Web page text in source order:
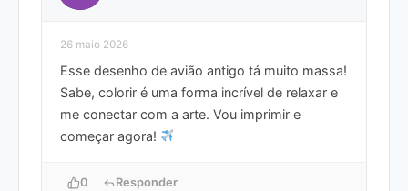
26 maio 2026
Esse desenho de avião antigo tá muito massa!
Sabe, colorir é uma forma incrível de relaxar e
me conectar com a arte. Vou imprimir e
começar agora!
0 Responder